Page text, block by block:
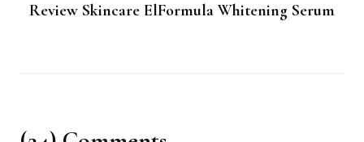
Review Skincare ElFormula Whitening Serum